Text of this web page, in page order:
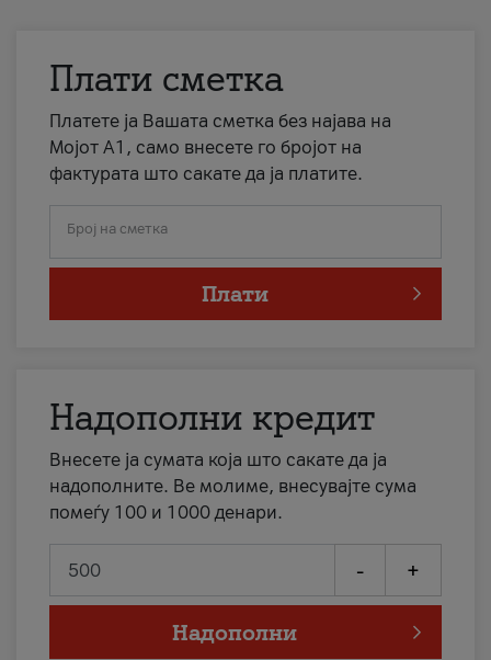
Плати сметка
Платете ја Вашата сметка без најава на
Мојот А1, само внесете го бројот на
фактурата што сакате да ја платите.
Број на сметка
Плати
Надополни кредит
Внесете ја сумата која што сакате да ја
надополните. Ве молиме, внесувајте сума
помеѓу 100 и 1000 денари.
- +
Надополни